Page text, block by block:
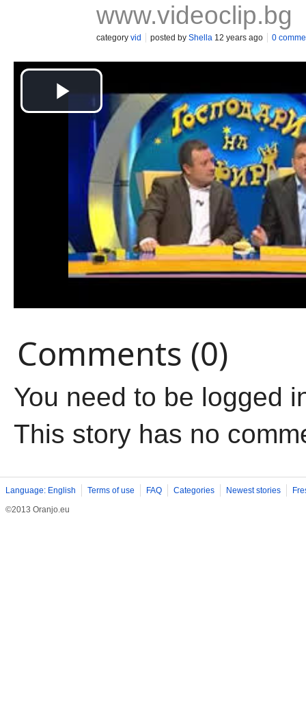
www.videoclip.bg
category vid posted by Shella 12 years ago 0
Comments (0)
You need to be logged
This story has no
Language: English Terms of use FAQ Categories Newest stories
©2013 Oranjo.eu